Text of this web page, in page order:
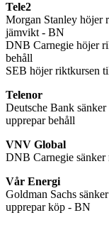
Tele2
Morgan Stanley höjer
jämvikt - BN
DNB Carnegie höjer
behåll
SEB höjer riktkursen
Telenor
Deutsche Bank
upprepar behåll
VNV Global
DNB Carnegie
Vår Energi
Goldman Sachs
upprepar köp - BN